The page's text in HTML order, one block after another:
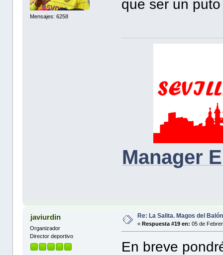
Mensajes: 6258
que ser un
Manager
javiurdin
Organizador
Director deportivo
Re: La Salita. Magos del Balón
«Respuesta #19 en: 05 de
En breve